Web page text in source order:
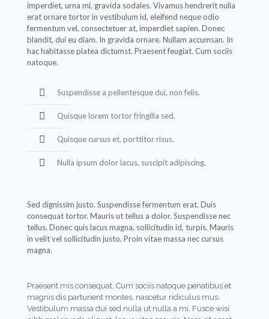
imperdiet, urna mi, gravida sodales. Vivamus hendrerit nulla
erat ornare tortor in vestibulum id, eleifend neque odio
fermentum vel, consectetuer at, imperdiet sapien. Donec
blandit, dui eu diam. In gravida ornare. Nullam accumsan. In
hac habitasse platea dictumst. Praesent feugiat. Cum sociis
natoque.
Suspendisse a pellentesque dui, non felis.
Quisque lorem tortor fringilla sed.
Quisque cursus et, porttitor risus.
Nulla ipsum dolor lacus, suscipit adipiscing.
Sed dignissim justo. Suspendisse fermentum erat. Duis
consequat tortor. Mauris ut tellus a dolor. Suspendisse nec
tellus. Donec quis lacus magna, sollicitudin id, turpis. Mauris
in velit vel sollicitudin justo. Proin vitae massa nec cursus
magna.
Praesent mis consequat. Cum sociis natoque penatibus et
magnis dis parturient montes, nascetur ridiculus mus.
Vestibulum massa dui sed nulla ut nulla a mi. Fusce wisi